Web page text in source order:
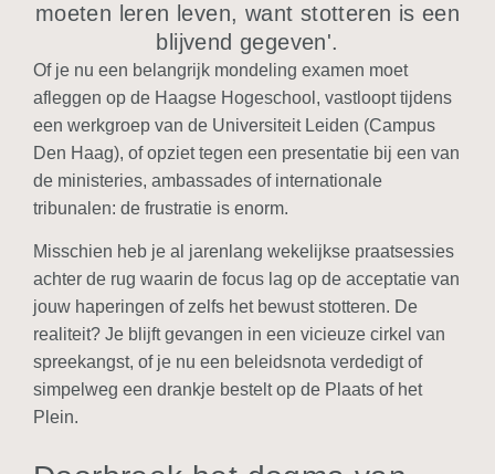
moeten leren leven, want stotteren is een
blijvend gegeven'.
Of je nu een belangrijk mondeling examen moet
afleggen op de Haagse Hogeschool, vastloopt tijdens
een werkgroep van de Universiteit Leiden (Campus
Den Haag), of opziet tegen een presentatie bij een van
de ministeries, ambassades of internationale
tribunalen: de frustratie is enorm.
Misschien heb je al jarenlang wekelijkse praatsessies
achter de rug waarin de focus lag op de acceptatie van
jouw haperingen of zelfs het bewust stotteren. De
realiteit? Je blijft gevangen in een vicieuze cirkel van
spreekangst, of je nu een beleidsnota verdedigt of
simpelweg een drankje bestelt op de Plaats of het
Plein.